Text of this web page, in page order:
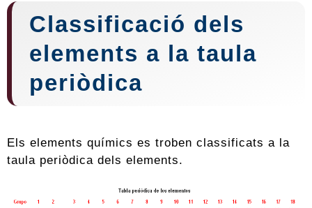
Classificació dels
elements a la taula
periòdica
Els elements químics es troben classificats a la
taula periòdica dels elements.